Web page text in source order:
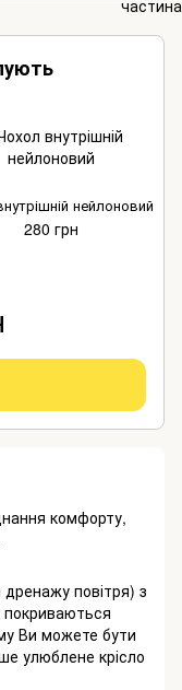
нейлоновий
280 грн
комфорту,
повітря) з
покриваються
Ви можете бути
улюблене крісло